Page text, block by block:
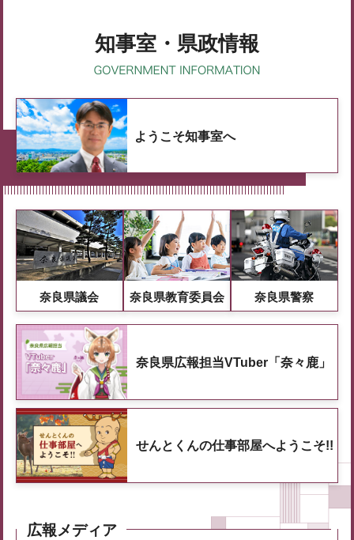
知事室・県政情報
ようこそ知事室へ
奈良県議会 奈良県教育委員会 奈良県警察
奈良県広報担当VTuber「奈々鹿」
せんとくんの仕事部屋へようこそ!!
広報メディア